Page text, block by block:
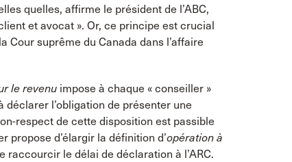
quelles, affirme le président de l’ABC,
et avocat ». Or, ce principe est crucial
Cour suprême du Canada dans l’affaire
le revenu impose à chaque « conseiller »
l’obligation de présenter une
respect de cette disposition est passible
propose d’élargir la définition d’opération à
le délai de déclaration à l’ARC.